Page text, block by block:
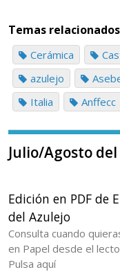
Temas relacionados
Cerámica
azulejo
Italia
Anffecc
Julio/Agosto del
Edición en PDF de
del Azulejo
Consulta cuando
en Papel desde el
Pulsa aquí